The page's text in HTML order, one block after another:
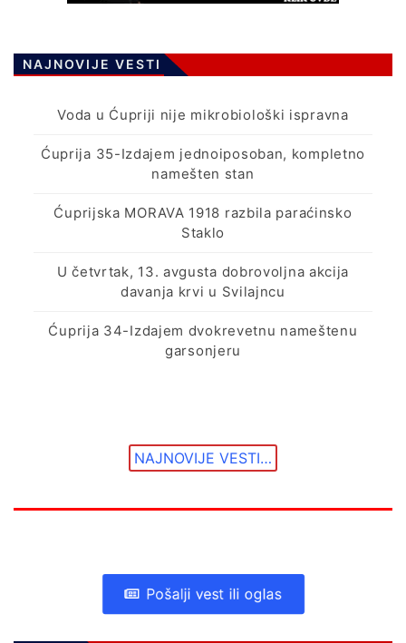
NAJNOVIJE VESTI
Voda u Ćupriji nije mikrobiološki ispravna
Ćuprija 35-Izdajem jednoiposoban, kompletno
namešten stan
Ćuprijska MORAVA 1918 razbila paraćinsko
Staklo
U četvrtak, 13. avgusta dobrovoljna akcija
davanja krvi u Svilajncu
Ćuprija 34-Izdajem dvokrevetnu nameštenu
garsonjeru
NAJNOVIJE VESTI…
Pošalji vest ili oglas